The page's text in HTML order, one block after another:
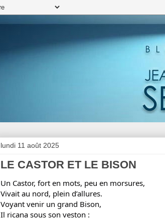
lundi 11 août 2025
LE CASTOR ET LE BISON
Un Castor, fort en mots, peu en morsures,
Vivait au nord, plein d’allures.
Voyant venir un grand Bison,
Il ricana sous son veston :